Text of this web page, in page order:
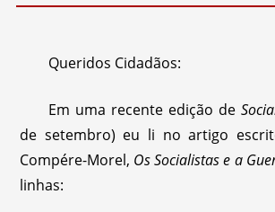
Queridos Cidadãos:
Em uma recente edição de
de setembro) eu li no artigo
Compére-Morel, Os Socialistas e a
linhas: